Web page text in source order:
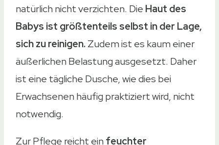
natürlich nicht verzichten. Die Haut des
Babys ist größtenteils selbst in der Lage,
sich zu reinigen.Zudem ist es kaum einer
äußerlichen Belastung ausgesetzt. Daher
ist eine tägliche Dusche, wie dies bei
Erwachsenen häufig praktiziert wird, nicht
notwendig.
Zur Pflege reicht einfeuchter